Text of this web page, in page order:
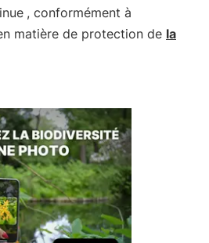
, conformément à
matière de protection de la